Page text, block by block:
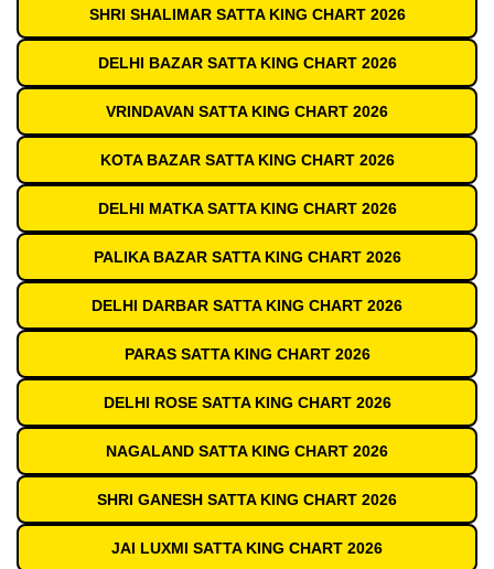
SHRI SHALIMAR SATTA KING CHART 2026
DELHI BAZAR SATTA KING CHART 2026
VRINDAVAN SATTA KING CHART 2026
KOTA BAZAR SATTA KING CHART 2026
DELHI MATKA SATTA KING CHART 2026
PALIKA BAZAR SATTA KING CHART 2026
DELHI DARBAR SATTA KING CHART 2026
PARAS SATTA KING CHART 2026
DELHI ROSE SATTA KING CHART 2026
NAGALAND SATTA KING CHART 2026
SHRI GANESH SATTA KING CHART 2026
JAI LUXMI SATTA KING CHART 2026